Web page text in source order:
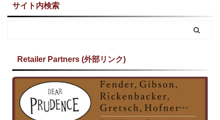
サイト内検索
Retailer Partners (外部リンク)